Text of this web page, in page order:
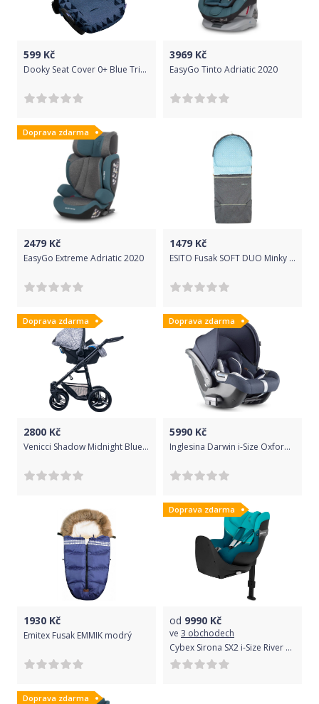
599 Kč
Dooky Seat Cover 0+ Blue Tribal
3969 Kč
EasyGo Tinto Adriatic 2020
Doprava zdarma
2479 Kč
EasyGo Extreme Adriatic 2020
1479 Kč
ESITO Fusak SOFT DUO Minky jarní / podzimní, Barva melír šedý / modrá
Doprava zdarma
2800 Kč
Venicci Shadow Midnight Blue 2019
Doprava zdarma
5990 Kč
Inglesina Darwin i-Size Oxford Blue 2019
1930 Kč
Emitex Fusak EMMIK modrý
Doprava zdarma
od 9990 Kč
ve 3 obchodech
Cybex Sirona SX2 i-Size River Blue 2021
Doprava zdarma